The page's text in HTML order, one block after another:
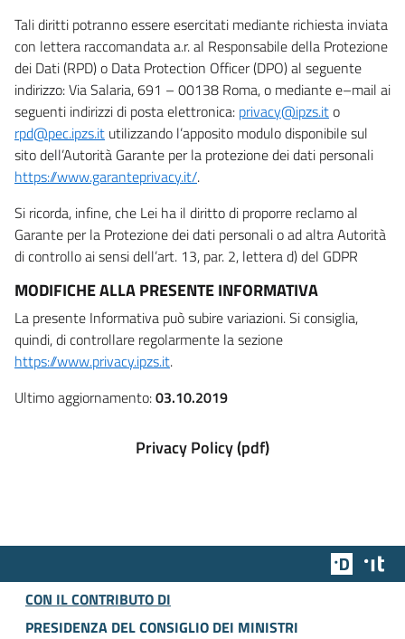
Tali diritti potranno essere esercitati mediante richiesta inviata
con lettera raccomandata a.r. al Responsabile della Protezione
dei Dati (RPD) o Data Protection Officer (DPO) al seguente
indirizzo: Via Salaria, 691 – 00138 Roma, o mediante e–mail ai
seguenti indirizzi di posta elettronica: privacy@ipzs.ito
rpd@pec.ipzs.it utilizzando l’apposito modulo disponibile sul
sito dell’Autorità Garante per la protezione dei dati personali
https://www.garanteprivacy.it/.
Si ricorda, infine, che Lei ha il diritto di proporre reclamo al
Garante per la Protezione dei dati personali o ad altra Autorità
di controllo ai sensi dell’art. 13, par. 2, lettera d) del GDPR
MODIFICHE ALLA PRESENTE INFORMATIVA
La presente Informativa può subire variazioni. Si consiglia,
quindi, di controllare regolarmente la sezione
https://www.privacy.ipzs.it.
Ultimo aggiornamento:03.10.2019
Privacy Policy (pdf)
Team
CON IL CONTRIBUTO DI
PRESIDENZA DEL CONSIGLIO DEI MINISTRI